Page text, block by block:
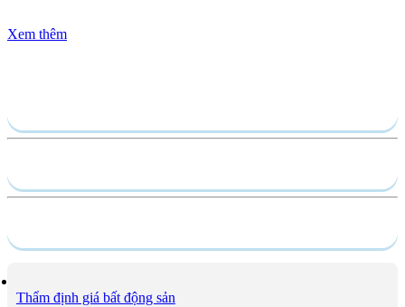
Xem thêm
Thẩm định giá bất động sản